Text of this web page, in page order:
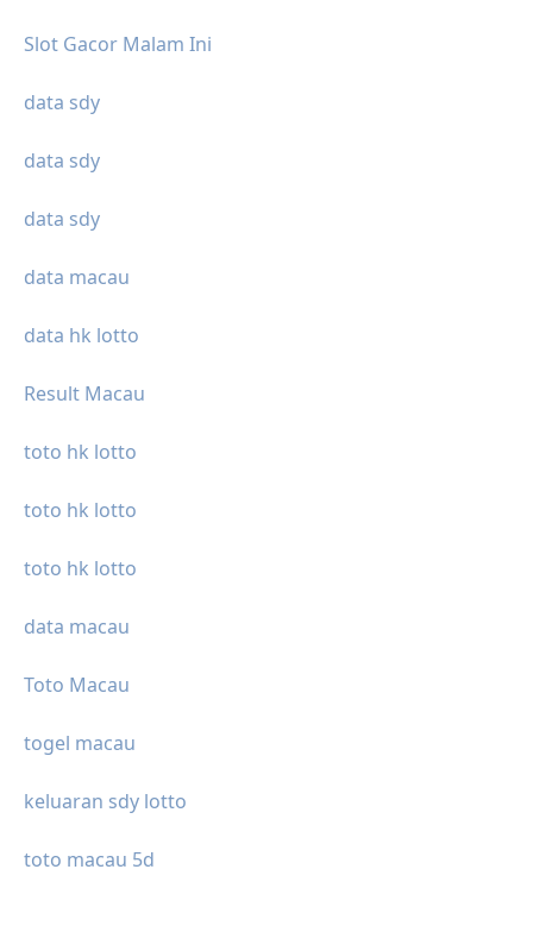
Slot Gacor Malam Ini
data sdy
data sdy
data sdy
data macau
data hk lotto
Result Macau
toto hk lotto
toto hk lotto
toto hk lotto
data macau
Toto Macau
togel macau
keluaran sdy lotto
toto macau 5d